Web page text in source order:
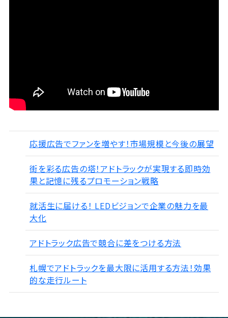
応援広告でファンを増やす！市場規模と今後の展望
街を彩る広告の塔！アドトラックが実現する即時効
果と記憶に残るプロモーション戦略
就活生に届ける！ LEDビジョンで企業の魅力を最
大化
アドトラック広告で競合に差をつける方法
札幌でアドトラックを最大限に活用する方法！効果
的な走行ルート